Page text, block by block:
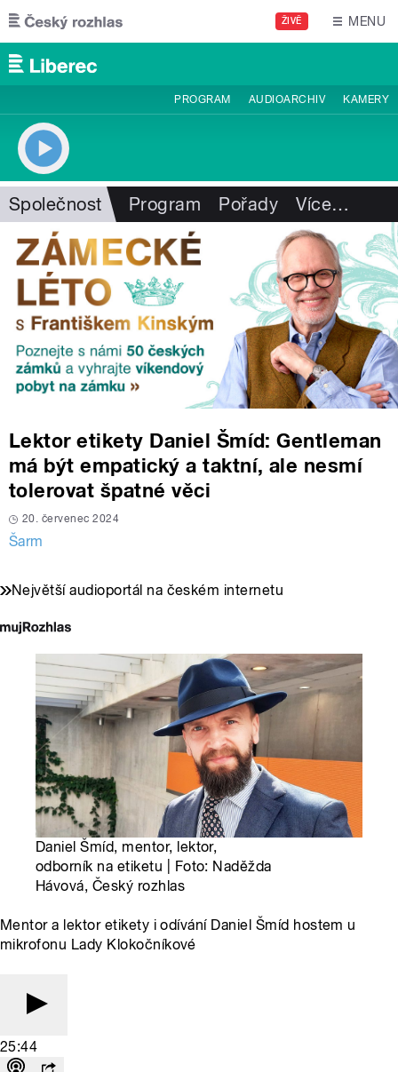
Přejít k hlavnímu obsahu
ŽIVĚ MENU
PROGRAM AUDIOARCHIV KAMERY
Společnost Program Pořady Více…
Lektor etikety Daniel Šmíd: Gentleman
má být empatický a taktní, ale nesmí
tolerovat špatné věci
20. červenec 2024
Šarm
Největší audioportál na českém internetu
Daniel Šmíd, mentor, lektor,
odborník na etiketu | Foto: Naděžda
Hávová, Český rozhlas
Mentor a lektor etikety i odívání Daniel Šmíd hostem u
mikrofonu Lady Klokočníkové
25:44